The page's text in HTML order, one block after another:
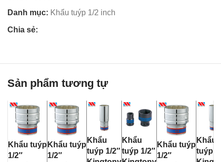
Danh mục: Khẩu tuýp 1/2 inch
Chia sẻ:
Sản phẩm tương tự
Khẩu tuýp
1/2″
Khẩu tuýp
1/2″
Khẩu
tuýp 1/2″
Khẩu
tuýp 1/2″
Khẩu tuýp
1/2″
Khẩu
tuýp